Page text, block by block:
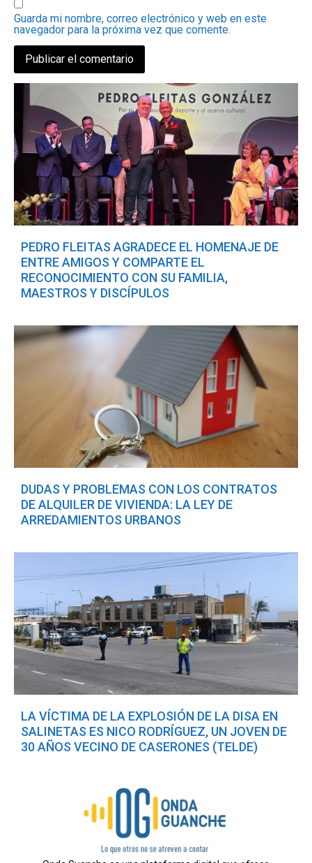
Guarda mi nombre, correo electrónico y web en este
navegador para la próxima vez que comente.
PEDRO FLEITAS AGRADECE EL HOMENAJE DE
ENTRE AMIGOS Y COMPARTE EL
RECONOCIMIENTO CON SU FAMILIA,
MAESTROS Y DISCÍPULOS
DUDAS Y PROBLEMAS CON LOS CONTRATOS
DE ALQUILER DE VIVIENDA: LA LEY DE
ARREDAMIENTOS URBANOS
LA VÍCTIMA DE LA EXPLOSIÓN DE LA DISA EN
SALINETAS ES NICO RODRÍGUEZ, UN JOVEN DE
30 AÑOS VECINO DE CASERONES (TELDE)